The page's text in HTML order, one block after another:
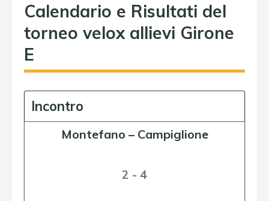
Calendario e Risultati del
torneo velox allievi Girone
E
Incontro
Montefano – Campiglione
2 - 4